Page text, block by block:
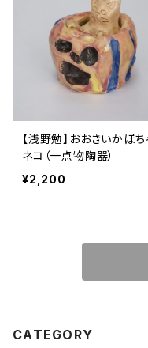
【浅野勉】おおきいかぼち
ネコ（一点物陶器）
¥2,200
CATEGORY